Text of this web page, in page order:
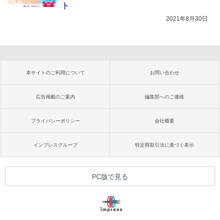
ト
2021年8月30日
本サイトのご利用について お問い合わせ
広告掲載のご案内 編集部へのご連絡
プライバシーポリシー 会社概要
インプレスグループ 特定商取引法に基づく表示
PC版で見る